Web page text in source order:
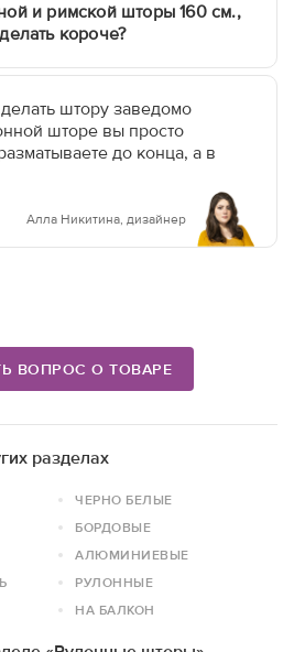
и римской шторы 160 см.,
короче?
штору заведомо
шторе вы просто
до конца, а в
Алла Никитина, дизайнер
ВОПРОС О ТОВАРЕ
разделах
ЧЕРНО БЕЛЫЕ
БОРДОВЫЕ
АЛЮМИНИЕВЫЕ
РУЛОННЫЕ
НА БАЛКОН